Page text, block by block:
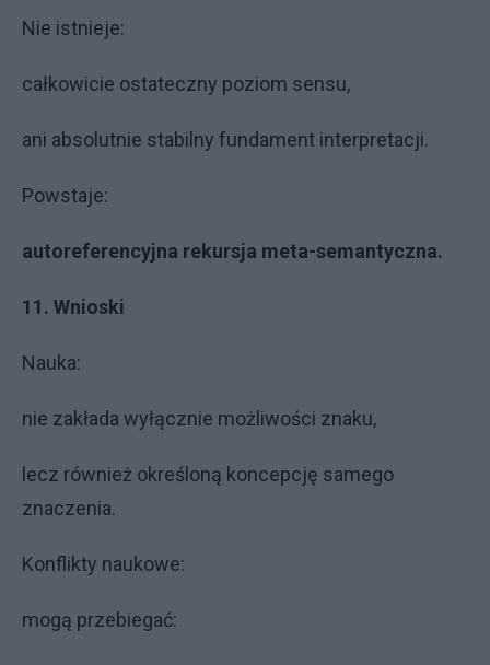
Nie istnieje:
całkowicie ostateczny poziom sensu,
ani absolutnie stabilny fundament interpretacji.
Powstaje:
autoreferencyjna rekursja meta-semantyczna.
11. Wnioski
Nauka:
nie zakłada wyłącznie możliwości znaku,
lecz również określoną koncepcję samego
znaczenia.
Konflikty naukowe:
mogą przebiegać: